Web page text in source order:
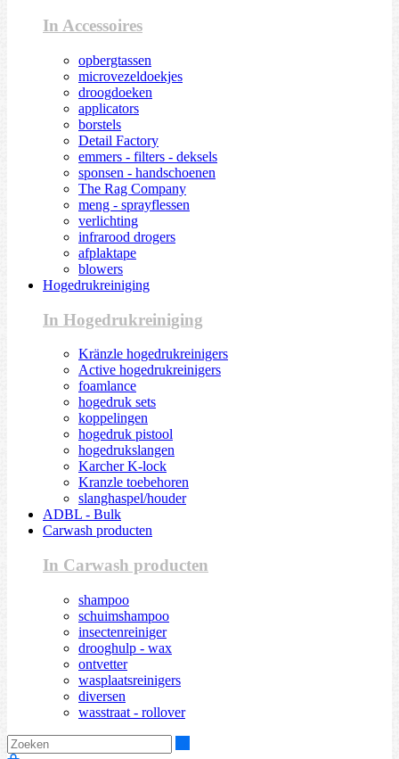
In Accessoires
opbergtassen
microvezeldoekjes
droogdoeken
applicators
borstels
Detail Factory
emmers - filters - deksels
sponsen - handschoenen
The Rag Company
meng - sprayflessen
verlichting
infrarood drogers
afplaktape
blowers
Hogedrukreiniging
In Hogedrukreiniging
Kränzle hogedrukreinigers
Active hogedrukreinigers
foamlance
hogedruk sets
koppelingen
hogedruk pistool
hogedrukslangen
Karcher K-lock
Kranzle toebehoren
slanghaspel/houder
ADBL - Bulk
Carwash producten
In Carwash producten
shampoo
schuimshampoo
insectenreiniger
drooghulp - wax
ontvetter
wasplaatsreinigers
diversen
wasstraat - rollover